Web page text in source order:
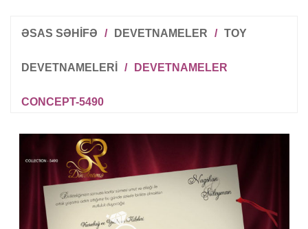
ƏSAS SƏHİFƏ / DEVETNAMELER / TOY
DEVETNAMELERI / DEVETNAMELER
CONCEPT-5490